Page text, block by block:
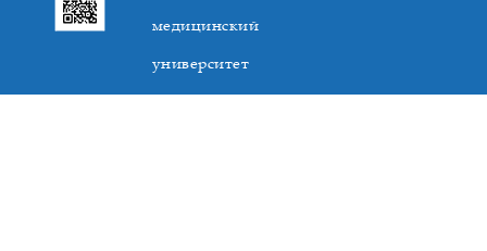
медицинский
университет